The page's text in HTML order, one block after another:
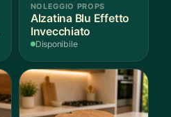
NOLEGGIO PROPS
Alzatina Blu Effetto
Invecchiato
Disponibile